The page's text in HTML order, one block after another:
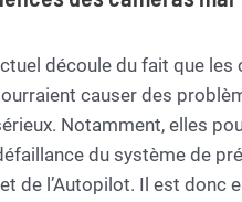
découle du fait que les
causer des
Notamment, elles
du système de
de l’Autopilot. Il est donc